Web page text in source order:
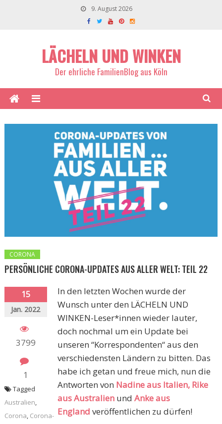
9. August 2026
LÄCHELN UND WINKEN
Der ehrliche FamilienBlog aus Köln
CORONA
PERSÖNLICHE CORONA-UPDATES AUS ALLER WELT: TEIL 22
15
Jan. 2022
3799
1
In den letzten Wochen wurde der
Wunsch unter den LÄCHELN UND
WINKEN-Leser*innen wieder lauter,
doch nochmal um ein Update bei
unseren “Korrespondenten“ aus den
verschiedensten Ländern zu bitten. Das
habe ich getan und freue mich, nun die
Antworten von Nadine aus Italien, Rike
aus Australien und Anke aus
England veröffentlichen zu dürfen!
Tagged
Australien,
Corona, Corona-